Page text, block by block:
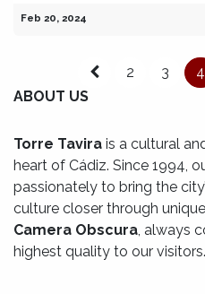
Feb 20, 2024
2 3 4
ABOUT US
Torre Tavira is a cultural
heart of Cádiz. Since 1994,
passionately to bring the
culture closer through
Camera Obscura , always
highest quality to our visitors.